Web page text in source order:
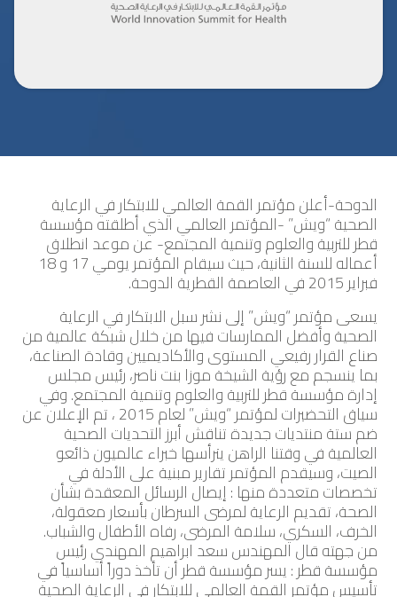
الدوحة-أعلن مؤتمر القمة العالمي للابتكار في الرعاية
الصحية “ويش” -المؤتمر العالمي الذي أطلقته مؤسسة
قطر للتربية والعلوم وتنمية المجتمع- عن موعد انطلاق
أعماله للسنة الثانية، حيث سيقام المؤتمر يومي 17 و 18
فبراير 2015 في العاصمة القطرية الدوحة.
يسعى مؤتمر “ويش” إلى نشر سبل الابتكار في الرعاية
الصحية وأفضل الممارسات فيها من خلال شبكة عالمية من
صناع القرار رفيعي المستوى والأكاديميين وقادة الصناعة،
بما ينسجم مع رؤية الشيخة موزا بنت ناصر، رئيس مجلس
إدارة مؤسسة قطر للتربية والعلوم وتنمية المجتمع. وفي
سياق التحضيرات لمؤتمر “ويش” لعام 2015 ، تم الإعلان عن
ضم ستة منتديات جديدة تناقش أبرز التحديات الصحية
العالمية في وقتنا الراهن يترأسها خبراء عالميون ذائعو
الصيت، وسيقدم المؤتمر تقارير مبنية على الأدلة في
تخصصات متعددة منها : إيصال الرسائل المعقدة بشأن
الصحة، تقديم الرعاية لمرضى السرطان بأسعار معقولة،
الخرف، السكري، سلامة المرضى، رفاه الأطفال والشباب.
من جهته قال المهندس سعد ابراهيم المهندي رئيس
مؤسسة قطر : يسر مؤسسة قطر أن تأخذ دوراً أساسياً في
تأسيس مؤتمر القمة العالمي للابتكار في الرعاية الصحية